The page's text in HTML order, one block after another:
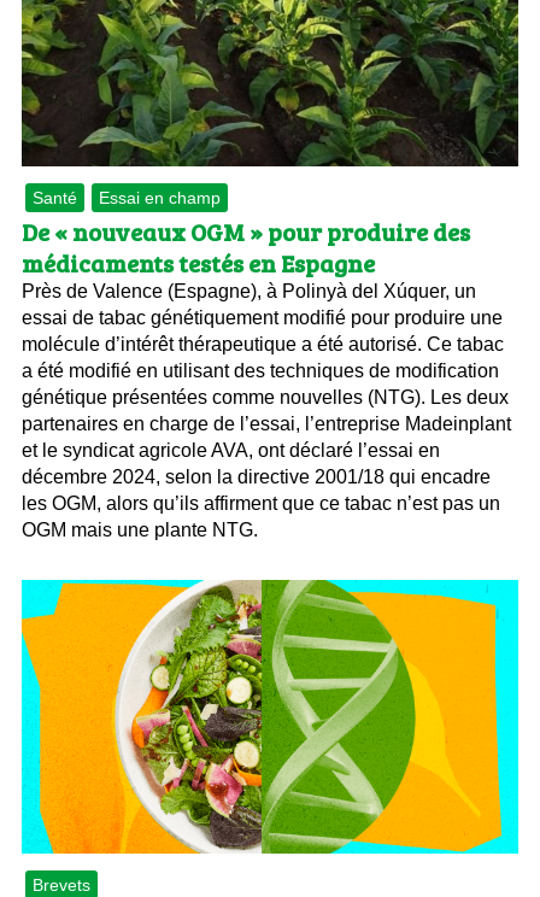
Santé Essai en champ
De « nouveaux OGM » pour produire des
médicaments testés en Espagne
Près de Valence (Espagne), à Polinyà del Xúquer, un
essai de tabac génétiquement modifié pour produire une
molécule d’intérêt thérapeutique a été autorisé. Ce tabac
a été modifié en utilisant des techniques de modification
génétique présentées comme nouvelles (NTG). Les deux
partenaires en charge de l’essai, l’entreprise Madeinplant
et le syndicat agricole AVA, ont déclaré l’essai en
décembre 2024, selon la directive 2001/18 qui encadre
les OGM, alors qu’ils affirment que ce tabac n’est pas un
OGM mais une plante NTG.
Brevets